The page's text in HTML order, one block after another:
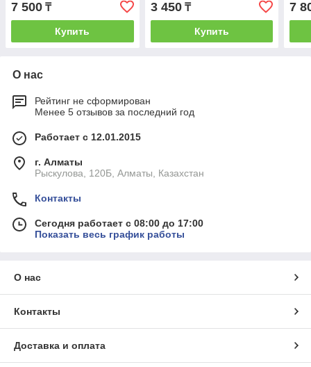
7 500 ₸
Купить
3 450₸
Купить
7
О нас
Рейтинг не сформирован
Менее 5 отзывов за последний год
Работает с 12.01.2015
г. Алматы
Рыскулова, 120Б, Алматы, Казахстан
Контакты
Сегодня работает с 08:00 до 17:00
Показать весь график работы
О нас
Контакты
Доставка и оплата